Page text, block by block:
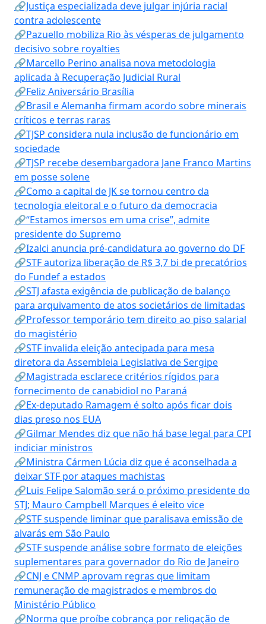
🔗Justiça especializada deve julgar injúria racial
contra adolescente
🔗Pazuello mobiliza Rio às vésperas de julgamento
decisivo sobre royalties
🔗Marcello Perino analisa nova metodologia
aplicada à Recuperação Judicial Rural
🔗Feliz Aniversário Brasília
🔗Brasil e Alemanha firmam acordo sobre minerais
críticos e terras raras
🔗TJSP considera nula inclusão de funcionário em
sociedade
🔗TJSP recebe desembargadora Jane Franco Martins
em posse solene
🔗Como a capital de JK se tornou centro da
tecnologia eleitoral e o futuro da democracia
🔗“Estamos imersos em uma crise”, admite
presidente do Supremo
🔗Izalci anuncia pré-candidatura ao governo do DF
🔗STF autoriza liberação de R$ 3,7 bi de precatórios
do Fundef a estados
🔗STJ afasta exigência de publicação de balanço
para arquivamento de atos societários de limitadas
🔗Professor temporário tem direito ao piso salarial
do magistério
🔗STF invalida eleição antecipada para mesa
diretora da Assembleia Legislativa de Sergipe
🔗Magistrada esclarece critérios rígidos para
fornecimento de canabidiol no Paraná
🔗Ex-deputado Ramagem é solto após ficar dois
dias preso nos EUA
🔗Gilmar Mendes diz que não há base legal para CPI
indiciar ministros
🔗Ministra Cármen Lúcia diz que é aconselhada a
deixar STF por ataques machistas
🔗Luis Felipe Salomão será o próximo presidente do
STJ; Mauro Campbell Marques é eleito vice
🔗STF suspende liminar que paralisava emissão de
alvarás em São Paulo
🔗STF suspende análise sobre formato de eleições
suplementares para governador do Rio de Janeiro
🔗CNJ e CNMP aprovam regras que limitam
remuneração de magistrados e membros do
Ministério Público
🔗Norma que proíbe cobrança por religação de